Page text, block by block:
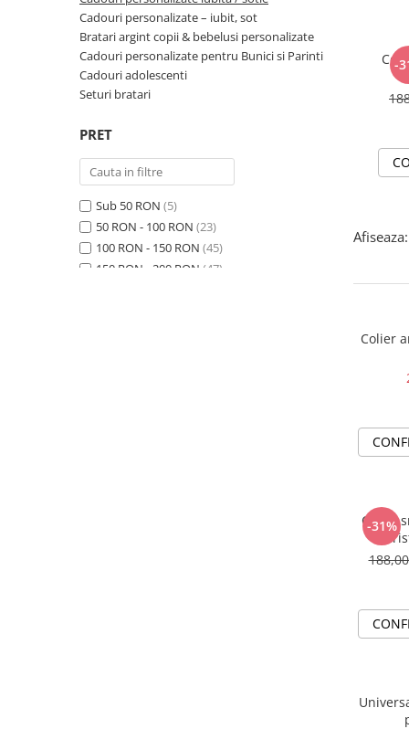
Cadouri personalizate – iubit, sot
Bratari argint copii & bebelusi personalizate
Cadouri personalizate pentru Bunici si Parinti
Cadouri adolescenti
Seturi bratari
PRET
Sub 50 RON (5)
50 RON - 100 RON (23)
100 RON - 150 RON (45)
150 RON - 200 RON (47)
-
Afiseaza:
Colier
-31%
Colier